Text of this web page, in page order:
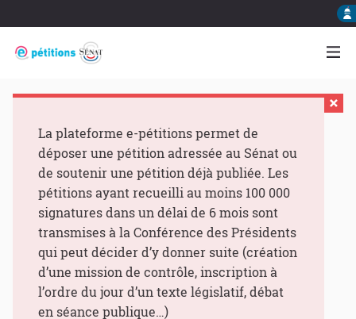
La plateforme e-pétitions permet de
déposer une pétition adressée au Sénat ou
de soutenir une pétition déjà publiée. Les
pétitions ayant recueilli au moins 100 000
signatures dans un délai de 6 mois sont
transmises à la Conférence des Présidents
qui peut décider d’y donner suite (création
d’une mission de contrôle, inscription à
l’ordre du jour d’un texte législatif, débat
en séance publique…)